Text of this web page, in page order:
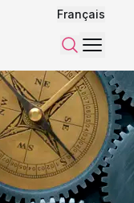
Français
Menu